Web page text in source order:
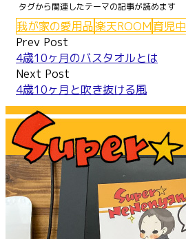
Pinterest
我が家の愛用品楽天ROOM育児中
Post
navigation
Prev Post
4歳10ヶ月のバスタオルとは
Next Post
4歳10ヶ月と吹き抜ける風